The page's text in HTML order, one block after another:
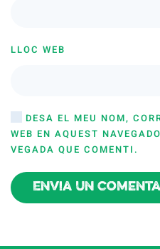
LLOC WEB
DESA EL MEU NOM,
WEB EN AQUEST
VEGADA QUE COMENTI.
Envia un